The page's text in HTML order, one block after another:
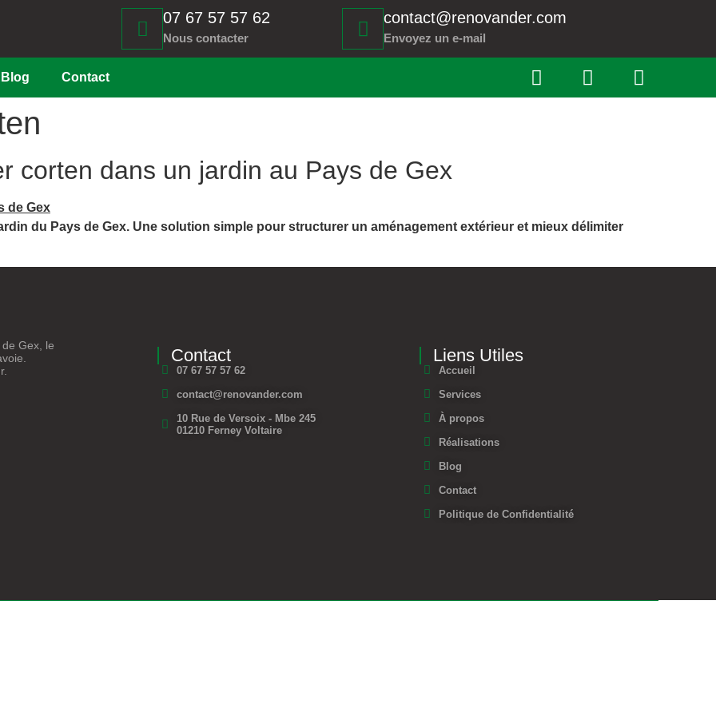
07 67 57 57 62
Nous contacter
contact@renovander.com
Envoyez un e-mail
Blog Contact
corten dans un jardin au Pays de Gex
du Pays de Gex. Une solution simple pour structurer un aménagement extérieur et mieux délimiter
Gex, le
Contact
07 67 57 57 62
contact@renovander.com
10 Rue de Versoix - Mbe 245
01210 Ferney Voltaire
Liens Utiles
Accueil
Services
À propos
Réalisations
Blog
Contact
Politique de Confidentialité